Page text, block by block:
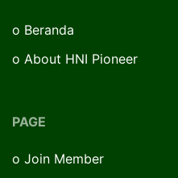
o Beranda
o About HNI Pioneer
PAGE
o Join Member